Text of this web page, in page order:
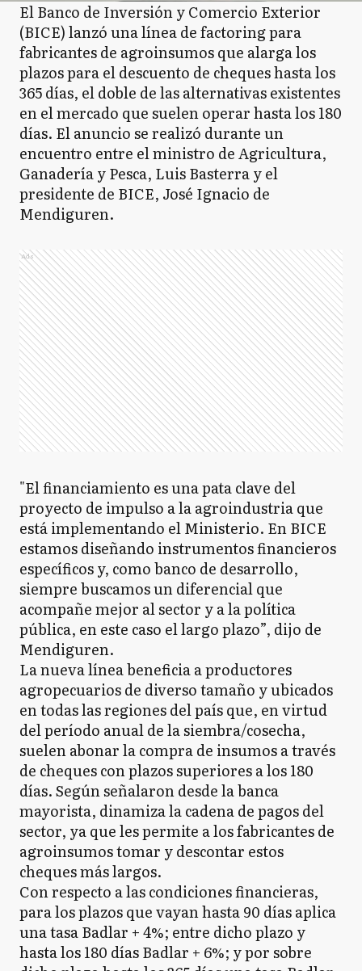
El Banco de Inversión y Comercio Exterior
(BICE) lanzó una línea de factoring para
fabricantes de agroinsumos que alarga los
plazos para el descuento de cheques hasta los
365 días, el doble de las alternativas existentes
en el mercado que suelen operar hasta los 180
días. El anuncio se realizó durante un
encuentro entre el ministro de Agricultura,
Ganadería y Pesca, Luis Basterra y el
presidente de BICE, José Ignacio de
Mendiguren.
Ads
"El financiamiento es una pata clave del
proyecto de impulso a la agroindustria que
está implementando el Ministerio. En BICE
estamos diseñando instrumentos financieros
específicos y, como banco de desarrollo,
siempre buscamos un diferencial que
acompañe mejor al sector y a la política
pública, en este caso el largo plazo”, dijo de
Mendiguren.
La nueva línea beneficia a productores
agropecuarios de diverso tamaño y ubicados
en todas las regiones del país que, en virtud
del período anual de la siembra/cosecha,
suelen abonar la compra de insumos a través
de cheques con plazos superiores a los 180
días. Según señalaron desde la banca
mayorista, dinamiza la cadena de pagos del
sector, ya que les permite a los fabricantes de
agroinsumos tomar y descontar estos
cheques más largos.
Con respecto a las condiciones financieras,
para los plazos que vayan hasta 90 días aplica
una tasa Badlar + 4%; entre dicho plazo y
hasta los 180 días Badlar + 6%; y por sobre